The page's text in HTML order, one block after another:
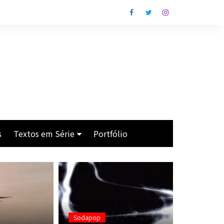
Textos em Série
Antes da Praia
Man With the Gun
Portfólio
Sodapop